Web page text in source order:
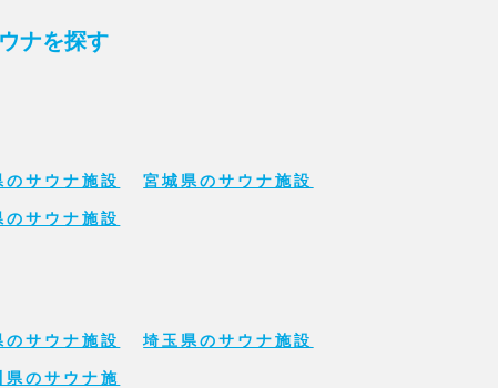
ナを探す
のサウナ施設 宮城県のサウナ施設
のサウナ施設
のサウナ施設 埼玉県のサウナ施設
県のサウナ施